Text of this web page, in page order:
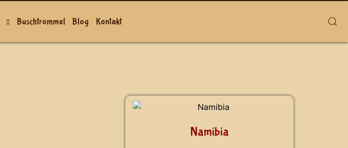
Buschtrommel Blog Kontakt
Namibia